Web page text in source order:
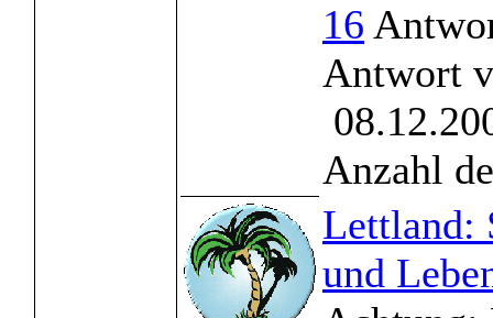
16
Antwort
Anzahl
Lettland:
und